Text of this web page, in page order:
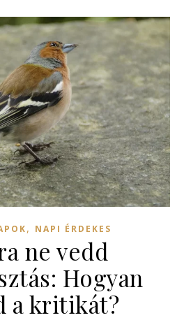
, NAPI ÉRDEKES
ne vedd
Hogyan
a kritikát?